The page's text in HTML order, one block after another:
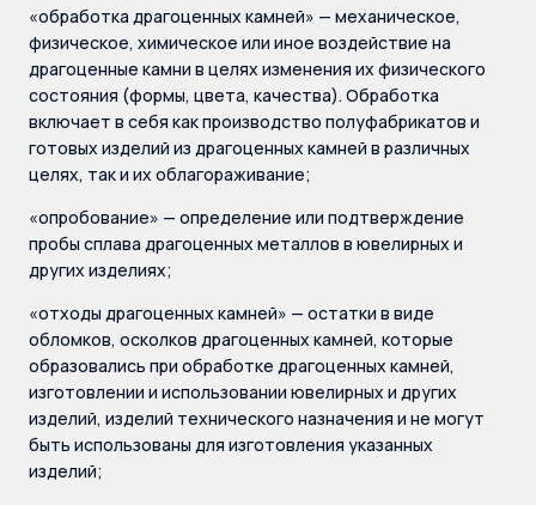
«обработка драгоценных камней» — механическое,
физическое, химическое или иное воздействие на
драгоценные камни в целях изменения их физического
состояния (формы, цвета, качества). Обработка
включает в себя как производство полуфабрикатов и
готовых изделий из драгоценных камней в различных
целях, так и их облагораживание;
«опробование» — определение или подтверждение
пробы сплава драгоценных металлов в ювелирных и
других изделиях;
«отходы драгоценных камней» — остатки в виде
обломков, осколков драгоценных камней, которые
образовались при обработке драгоценных камней,
изготовлении и использовании ювелирных и других
изделий, изделий технического назначения и не могут
быть использованы для изготовления указанных
изделий;